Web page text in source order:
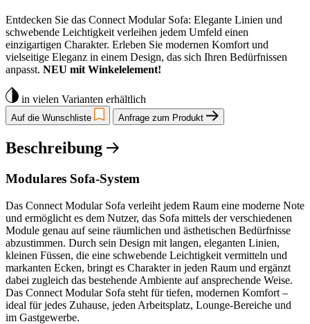
Entdecken Sie das Connect Modular Sofa: Elegante Linien und
schwebende Leichtigkeit verleihen jedem Umfeld einen
einzigartigen Charakter. Erleben Sie modernen Komfort und
vielseitige Eleganz in einem Design, das sich Ihren Bedürfnissen
anpasst. NEU mit Winkelelement!
in vielen Varianten erhältlich
Auf die Wunschliste Anfrage zum Produkt
Beschreibung
Modulares Sofa-System
Das Connect Modular Sofa verleiht jedem Raum eine moderne Note
und ermöglicht es dem Nutzer, das Sofa mittels der verschiedenen
Module genau auf seine räumlichen und ästhetischen Bedürfnisse
abzustimmen. Durch sein Design mit langen, eleganten Linien,
kleinen Füssen, die eine schwebende Leichtigkeit vermitteln und
markanten Ecken, bringt es Charakter in jeden Raum und ergänzt
dabei zugleich das bestehende Ambiente auf ansprechende Weise.
Das Connect Modular Sofa steht für tiefen, modernen Komfort –
ideal für jedes Zuhause, jeden Arbeitsplatz, Lounge-Bereiche und
im Gastgewerbe.